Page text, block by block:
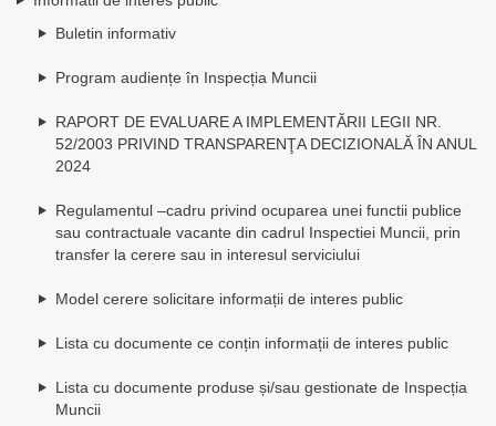
Buletin informativ
Program audiențe în Inspecția Muncii
RAPORT DE EVALUARE A IMPLEMENTĂRII LEGII NR.
52/2003 PRIVIND TRANSPARENŢA DECIZIONALĂ ÎN ANUL
2024
Regulamentul –cadru privind ocuparea unei functii publice
sau contractuale vacante din cadrul Inspectiei Muncii, prin
transfer la cerere sau in interesul serviciului
Model cerere solicitare informații de interes public
Lista cu documente ce conțin informații de interes public
Lista cu documente produse și/sau gestionate de Inspecția
Muncii